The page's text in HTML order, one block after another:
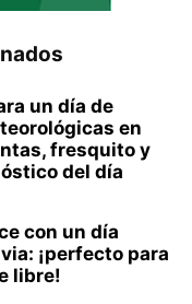
un día de
en
fresquito y
del día
con un día
¡perfecto para
libre!